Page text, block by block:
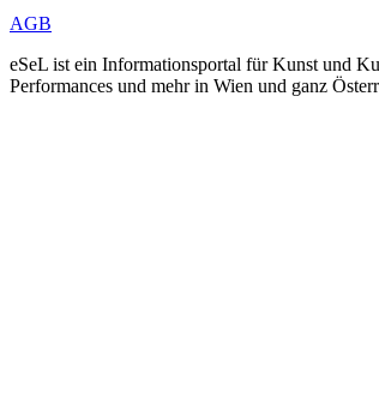
AGB
eSeL ist ein Informationsportal für Kunst und
Performances und mehr in Wien und ganz